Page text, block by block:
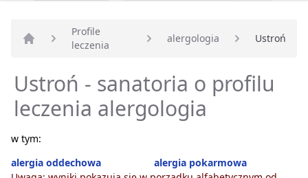
Strona główna
Profile
leczenia
alergologia Ustroń
Ustroń - sanatoria o profilu
leczenia alergologia
w tym:
alergia oddechowa
alergia pokarmowa